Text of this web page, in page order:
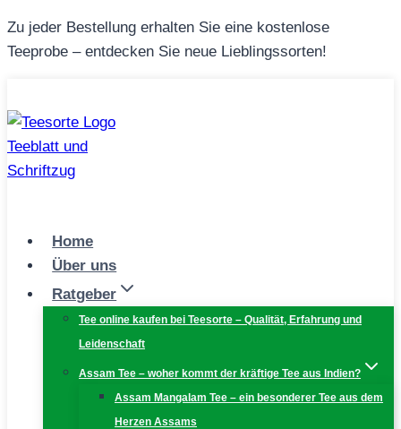
Zum
Inhalt
Zu jeder Bestellung erhalten Sie eine kostenlose
Teeprobe – entdecken Sie neue Lieblingssorten!
Home
Über uns
Ratgeber
Tee online kaufen bei Teesorte – Qualität, Erfahrung und
Leidenschaft
Assam Tee – woher kommt der kräftige Tee aus Indien?
Assam Mangalam Tee – ein besonderer Tee aus dem
Herzen Assams